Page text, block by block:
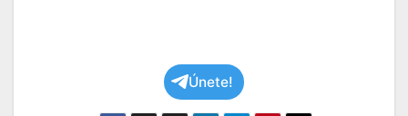
Únete!